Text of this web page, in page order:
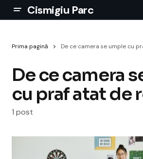
Cismigiu Parc
Prima pagină De ce camera se umple cu
De ce camera
cu praf atat de
1 post